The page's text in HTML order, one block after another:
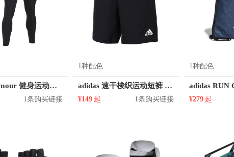
咆哮野兽 RUNWE/朗威
Suprotecyo TheNorthFace/北面
Under Armour/安德玛 VAOPER VENQUE/范克 VICTOR/威克
Under Armour 健身运动紧身裤 1301016
1条购买链接
1种配色
adidas 速干梭织运动短裤 CF4313
¥149 起 1条购买链接
1种配色
¥279 起